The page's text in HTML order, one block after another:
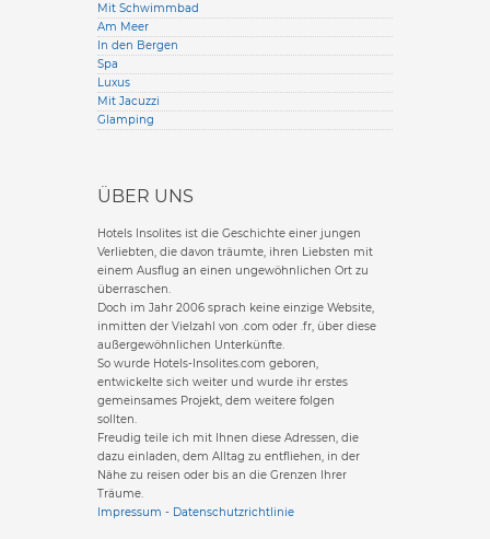
Mit Schwimmbad
Am Meer
In den Bergen
Spa
Luxus
Mit Jacuzzi
Glamping
ÜBER UNS
Hotels Insolites ist die Geschichte einer jungen
Verliebten, die davon träumte, ihren Liebsten mit
einem Ausflug an einen ungewöhnlichen Ort zu
überraschen.
Doch im Jahr 2006 sprach keine einzige Website,
inmitten der Vielzahl von .com oder .fr, über diese
außergewöhnlichen Unterkünfte.
So wurde Hotels-Insolites.com geboren,
entwickelte sich weiter und wurde ihr erstes
gemeinsames Projekt, dem weitere folgen
sollten.
Freudig teile ich mit Ihnen diese Adressen, die
dazu einladen, dem Alltag zu entfliehen, in der
Nähe zu reisen oder bis an die Grenzen Ihrer
Träume.
Impressum - Datenschutzrichtlinie